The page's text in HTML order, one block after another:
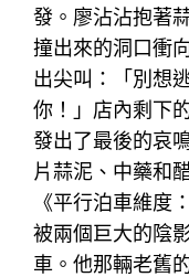
發。廖沾沾抱著
撞出來的洞口衝
出尖叫：「別想
你！」店內剩下
發出了最後的哀
片蒜泥、中藥和
《平行泊車維度
被兩個巨大的陰
車。他那輛老舊